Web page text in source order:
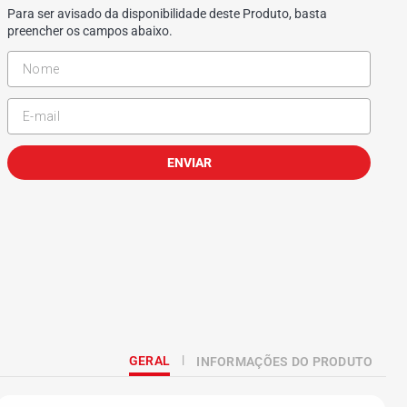
Para ser avisado da disponibilidade deste Produto, basta
preencher os campos abaixo.
ENVIAR
GERAL INFORMAÇÕES DO PRODUTO